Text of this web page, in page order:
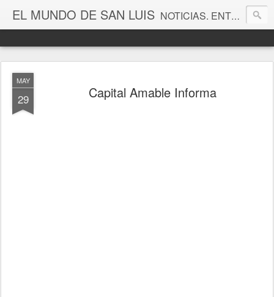
EL MUNDO DE SAN LUIS NOTICIAS. ENTRETENIMIENTO. EDITORIALES. CANAL DE VÍDEOS. GALERÍA DE FOTOGRAFÍAS.
MAY
29 Capital Amable Informa